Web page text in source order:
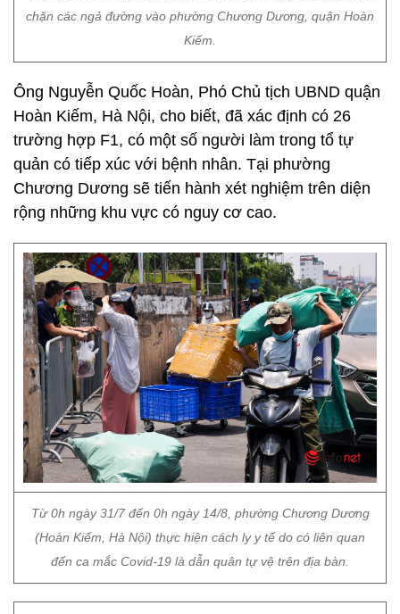
chặn các ngả đường vào phường Chương Dương, quận Hoàn
Kiếm.
Ông Nguyễn Quốc Hoàn, Phó Chủ tịch UBND quận
Hoàn Kiếm, Hà Nội, cho biết, đã xác định có 26
trường hợp F1, có một số người làm trong tổ tự
quản có tiếp xúc với bệnh nhân. Tại phường
Chương Dương sẽ tiến hành xét nghiệm trên diện
rộng những khu vực có nguy cơ cao.
Từ 0h ngày 31/7 đến 0h ngày 14/8, phường Chương Dương
(Hoàn Kiếm, Hà Nội) thực hiện cách ly y tế do có liên quan
đến ca mắc Covid-19 là dẫn quân tự vệ trên địa bàn.